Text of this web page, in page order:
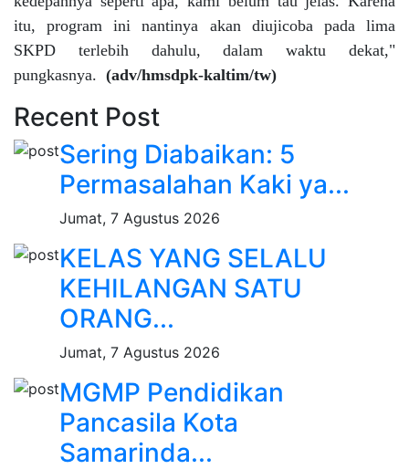
itu, program ini nantinya akan diujicoba pada lima
SKPD terlebih dahulu, dalam waktu dekat,"
pungkasnya. (adv/hmsdpk-kaltim/tw)
Recent Post
Sering Diabaikan: 5
Permasalahan Kaki ya...
Jumat, 7 Agustus 2026
KELAS YANG SELALU
KEHILANGAN SATU
ORANG...
Jumat, 7 Agustus 2026
MGMP Pendidikan
Pancasila Kota
Samarinda...